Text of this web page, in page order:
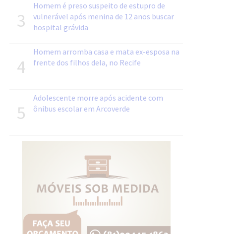
3
Homem é preso suspeito de estupro de
vulnerável após menina de 12 anos buscar
hospital grávida
4
Homem arromba casa e mata ex-esposa na
frente dos filhos dela, no Recife
5
Adolescente morre após acidente com
ônibus escolar em Arcoverde